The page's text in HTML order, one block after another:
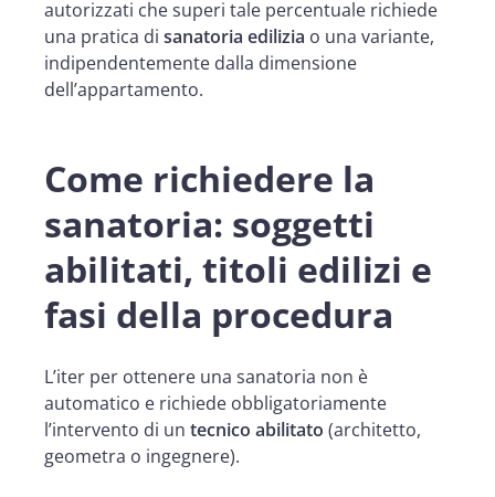
autorizzati che superi tale percentuale richiede
una pratica di sanatoria edilizia o una variante,
indipendentemente dalla dimensione
dell’appartamento.
Come richiedere la
sanatoria: soggetti
abilitati, titoli edilizi e
fasi della procedura
L’iter per ottenere una sanatoria non è
automatico e richiede obbligatoriamente
l’intervento di un tecnico abilitato (architetto,
geometra o ingegnere).